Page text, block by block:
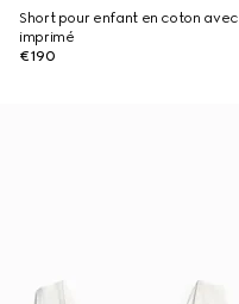
Short pour enfant en coton avec
imprimé
€190